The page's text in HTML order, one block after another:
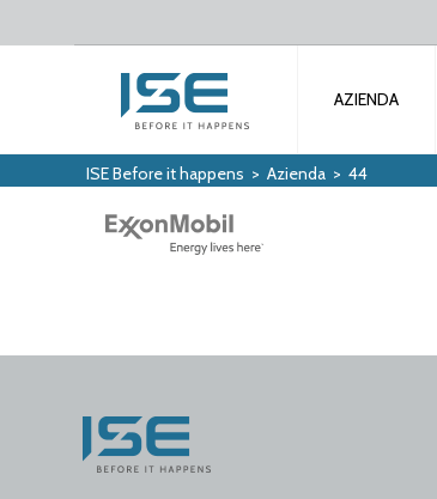
AZIENDA
ISE Before it happens > Azienda > 44